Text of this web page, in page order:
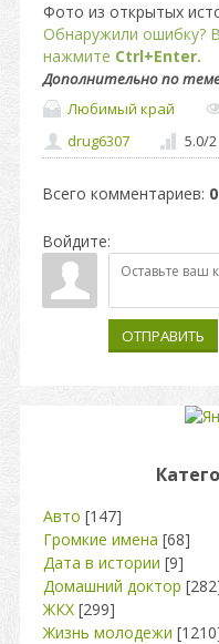
Фото из открытых
Обнаружили ошибку?
нажмите Ctrl+Enter.
Дополнительно по
Любимый край
drug6307
5.0/2
Всего комментариев: 0
Войдите:
ОТПРАВИТЬ
Авто [147]
Громкие имена [68]
Дата в истории [9]
Домашний доктор
ЖКХ [299]
Жизнь молодежи